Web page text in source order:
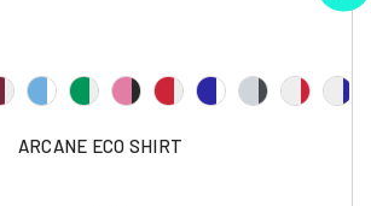
ARCANE ECO SHIRT